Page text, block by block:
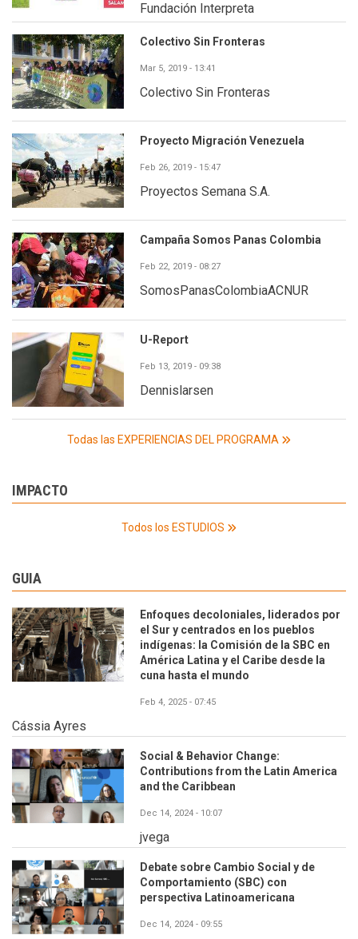
Fundación Interpreta
Colectivo Sin Fronteras
Mar 5, 2019 - 13:41
Colectivo Sin Fronteras
Proyecto Migración Venezuela
Feb 26, 2019 - 15:47
Proyectos Semana S.A.
Campaña Somos Panas Colombia
Feb 22, 2019 - 08:27
SomosPanasColombiaACNUR
U-Report
Feb 13, 2019 - 09:38
Dennislarsen
Todas las EXPERIENCIAS DEL PROGRAMA
IMPACTO
Todos los ESTUDIOS
GUIA
Enfoques decoloniales, liderados por
el Sur y centrados en los pueblos
indígenas: la Comisión de la SBC en
América Latina y el Caribe desde la
cuna hasta el mundo
Feb 4, 2025 - 07:45
Cássia Ayres
Social & Behavior Change:
Contributions from the Latin America
and the Caribbean
Dec 14, 2024 - 10:07
jvega
Debate sobre Cambio Social y de
Comportamiento (SBC) con
perspectiva Latinoamericana
Dec 14, 2024 - 09:55